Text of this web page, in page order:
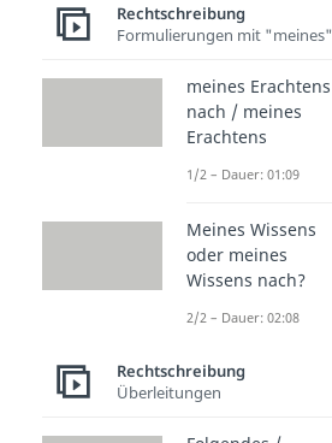
Rechtschreibung
Formulierungen mit "meines"
meines Erachtens
nach / meines
Erachtens
1/2 – Dauer: 01:09
Meines Wissens
oder meines
Wissens nach?
2/2 – Dauer: 02:08
Rechtschreibung
Überleitungen